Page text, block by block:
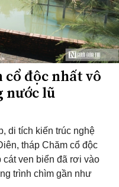
cổ độc nhất vô
nước lũ
di tích kiến trúc nghệ
tháp Chăm cổ độc
ven biển đã rơi vào
trình chìm gần như